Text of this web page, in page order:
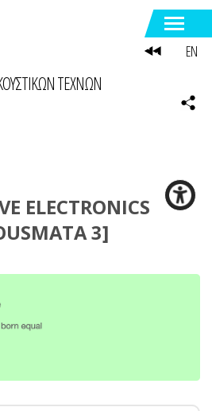
ΤΕΧΝΩΝ
ELECTRONICS
3]
EN